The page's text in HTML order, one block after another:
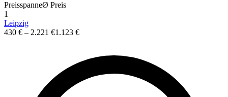
PreisspanneØ Preis
1
Leipzig
430 € – 2.221 €1.123 €